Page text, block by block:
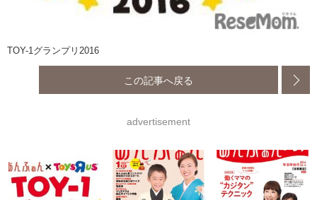
TOY-1グランプリ2016
この記事へ戻る
advertisement